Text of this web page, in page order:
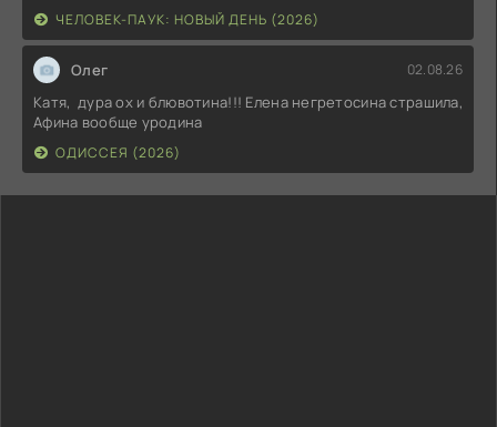
ЧЕЛОВЕК-ПАУК: НОВЫЙ ДЕНЬ (2026)
Олег 02.08.26
Катя, дура ох и блювотина!!! Елена негретосина страшила,
Афина вообще уродина
ОДИССЕЯ (2026)